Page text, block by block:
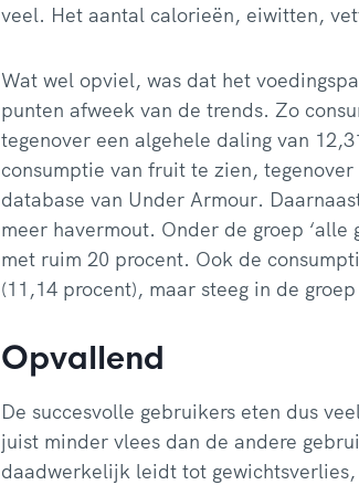
veel. Het aantal calorieën, eiwitten,
Wat wel opviel, was dat het
punten afweek van de trends. Zo
tegenover een algehele daling van
consumptie van fruit te zien,
database van Under Armour.
meer havermout. Onder de groep
met ruim 20 procent. Ook de
(11,14 procent), maar steeg in de
Opvallend
De succesvolle gebruikers eten dus
juist minder vlees dan de andere
daadwerkelijk leidt tot